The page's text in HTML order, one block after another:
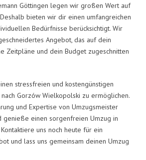
Göttingen legen wir großen Wert auf
bieten wir dir einen umfangreichen
Bedürfnisse berücksichtigt. Wir
Angebot, das auf dein
Zeitpläne und dein Budget zugeschnitten
stressfreien und kostengünstigen
Gorzów Wielkopolski zu ermöglichen.
und Expertise von Umzugsmeister
genieße einen sorgenfreien Umzug in
uns noch heute für ein
und lass uns gemeinsam deinen Umzug